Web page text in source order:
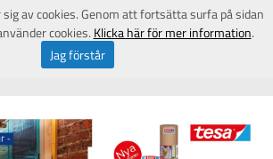
av cookies. Genom att fortsätta surfa på sidan
cookies. Klicka här för mer information.
Jag förstår